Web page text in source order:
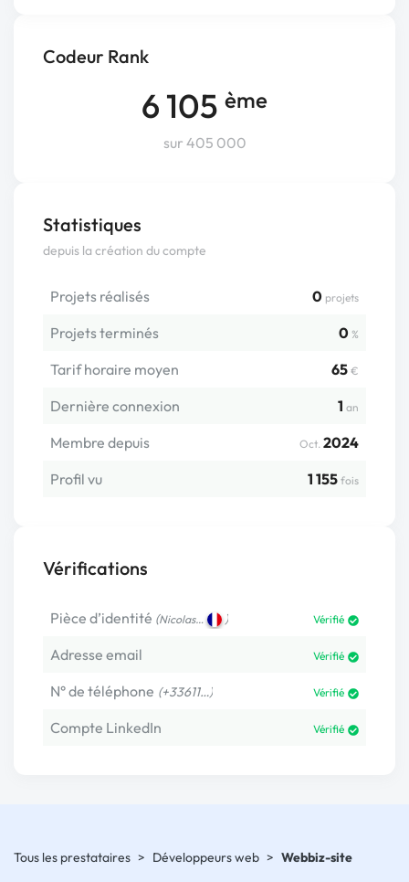
Codeur Rank
6 105 ème
sur 405 000
Statistiques
depuis la création du compte
Projets réalisés 0 projets
Projets terminés 0 %
Tarif horaire moyen 65 €
Dernière connexion 1 an
Membre depuis Oct. 2024
Profil vu
1 155 fois
Vérifications
Pièce d’identité (Nicolas… ) Vérifié
Adresse email Vérifié
N° de téléphone (+33611…) Vérifié
Compte LinkedIn Vérifié
Tous les prestataires > Développeurs web > Webbiz-site